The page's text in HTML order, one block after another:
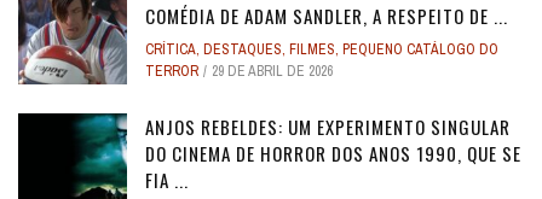
COMÉDIA DE ADAM SANDLER, A RESPEITO DE ...
CRÍTICA, DESTAQUES, FILMES, PEQUENO CATÁLOGO DO
TERROR
29 DE ABRIL DE 2026
ANJOS REBELDES: UM EXPERIMENTO SINGULAR
DO CINEMA DE HORROR DOS ANOS 1990, QUE SE
FIA ...